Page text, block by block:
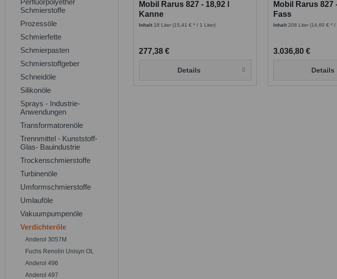
Perfluorpolyether
Schmierstoffe
Prozessöle
Schmierfette
Schmierpasten
Schmierstoffgeber
Schneidöle
Silikonöle
Sprays - Industrie-
Anwendungen
Transformatorenöle
Trennmittel - Kunststoff-
Glas- Bauindustrie
Trockenschmierstoffe
Turbinenöle
Umformschmierstoffe
Umlauföle
Vakuumpumpenöle
Verdichteröle
Anderol 3057M
Fuchs Renolin Unisyn OL
Anderol 496
Anderol 497
Mobil Rarus 827 - 18,92 l
Kanne
Inhalt 18 Liter(15,41 € * / 1 Liter)
277,38 €
Details
Mobil Rarus 827 -
Fass
Inhalt 208 Liter (14,60 € * /
3.036,80 €
Details